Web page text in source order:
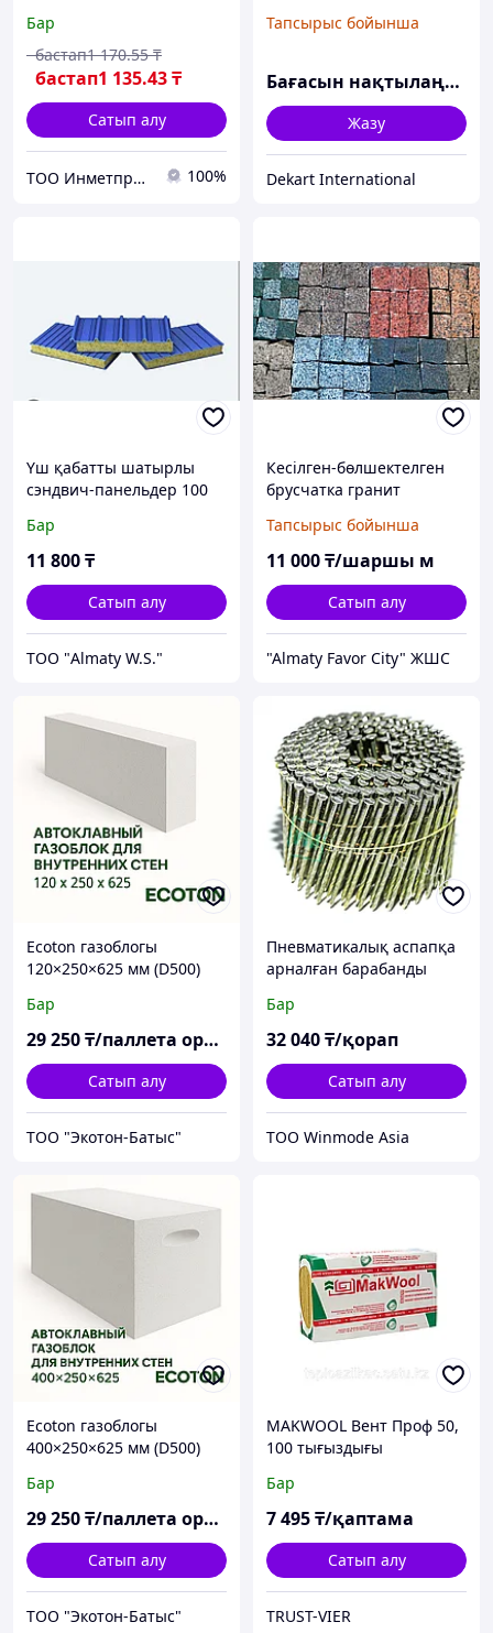
Өлшемі 3: 0,25-60 мм,
Қалыңдығы= 0,25-5 мм
Бар
бастап1 135.43₸
бастап1 170.55 ₸
Сатып алу
ТОО Инметпром 100%
Тапсырыс бойынша
Бағасын нақтылаңыз
Жазу
Dekart International
Үш қабатты шатырлы
сэндвич-панельдер 100
Бар
11 800₸
Сатып алу
ТОО "Almaty W.S."
Кесілген-бөлшектелген
брусчатка гранит
Тапсырыс бойынша
11 000₸/шаршы м
Сатып алу
"Almaty Favor City" ЖШС
Ecoton газоблогы
120×250×625 мм (D500)
Бар
29 250₸/паллета орны
Сатып алу
ТОО "Экотон-Батыс"
Пневматикалық аспапқа
арналған барабанды
3.1/100мм 3600 дана/ктн
Бар
32 040₸/қорап
Сатып алу
ТОО Winmode Asia
Ecoton газоблогы
400×250×625 мм (D500)
Бар
29 250₸/паллета орны
Сатып алу
ТОО "Экотон-Батыс"
MAKWOOL Вент Проф 50,
100 тығыздығы
Бар
7 495₸/қаптама
Сатып алу
TRUST-VIER